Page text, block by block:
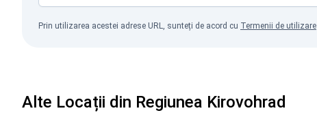
Prin utilizarea acestei adrese URL, sunteți de acord cu Termenii de utilizare
Alte Locații din Regiunea Kirovohrad